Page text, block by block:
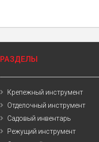
РАЗДЕЛЫ
Крепежный инструмент
Отделочный инструмент
Садовый инвентарь
Режущий инструмент